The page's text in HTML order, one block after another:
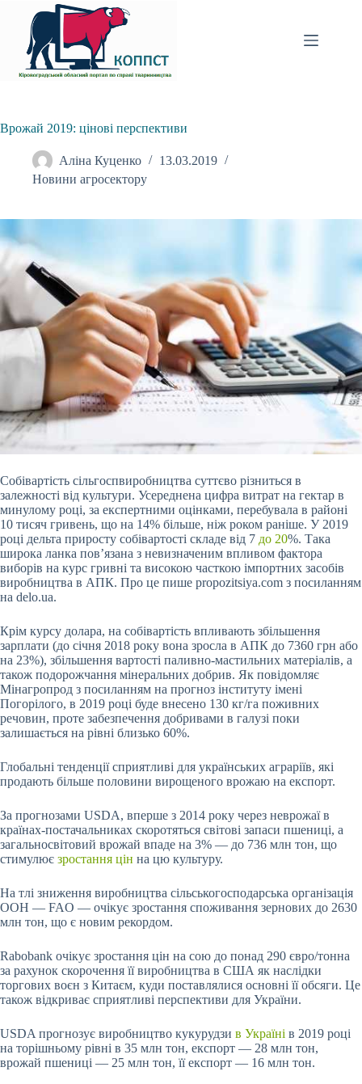
вмісту
Врожай 2019: цінові перспективи
Аліна Куценко
13.03.2019
Новини агросектору
Собівартість сільгоспвиробництва суттєво різниться в
залежності від культури. Усереднена цифра витрат на гектар в
минулому році, за експертними оцінками, перебувала в районі
10 тисяч гривень, що на 14% більше, ніж роком раніше. У 2019
році дельта приросту собівартості складе від 7 до 20%. Така
широка ланка пов’язана з невизначеним впливом фактора
виборів на курс гривні та високою часткою імпортних засобів
виробництва в АПК. Про це пише propozitsiya.com з посиланням
на delo.ua.
Крім курсу долара, на собівартість впливають збільшення
зарплати (до січня 2018 року вона зросла в АПК до 7360 грн або
на 23%), збільшення вартості паливно-мастильних матеріалів, а
також подорожчання мінеральних добрив. Як повідомляє
Мінагропрод з посиланням на прогноз інституту імені
Погорілого, в 2019 році буде внесено 130 кг/га поживних
речовин, проте забезпечення добривами в галузі поки
залишається на рівні близько 60%.
Глобальні тенденції сприятливі для українських аграріїв, які
продають більше половини вирощеного врожаю на експорт.
За прогнозами USDA, вперше з 2014 року через неврожаї в
країнах-постачальниках скоротяться світові запаси пшениці, а
загальносвітовий врожай впаде на 3% — до 736 млн тон, що
стимулює зростання цін на цю культуру.
На тлі зниження виробництва сільськогосподарська організація
ООН — FAO — очікує зростання споживання зернових до 2630
млн тон, що є новим рекордом.
Rabobank очікує зростання цін на сою до понад 290 євро/тонна
за рахунок скорочення її виробництва в США як наслідки
торгових воєн з Китаєм, куди поставлялися основні її обсяги. Це
також відкриває сприятливі перспективи для України.
USDA прогнозує виробництво кукурудзи в Україні в 2019 році
на торішньому рівні в 35 млн тон, експорт — 28 млн тон,
врожай пшениці — 25 млн тон, її експорт — 16 млн тон.